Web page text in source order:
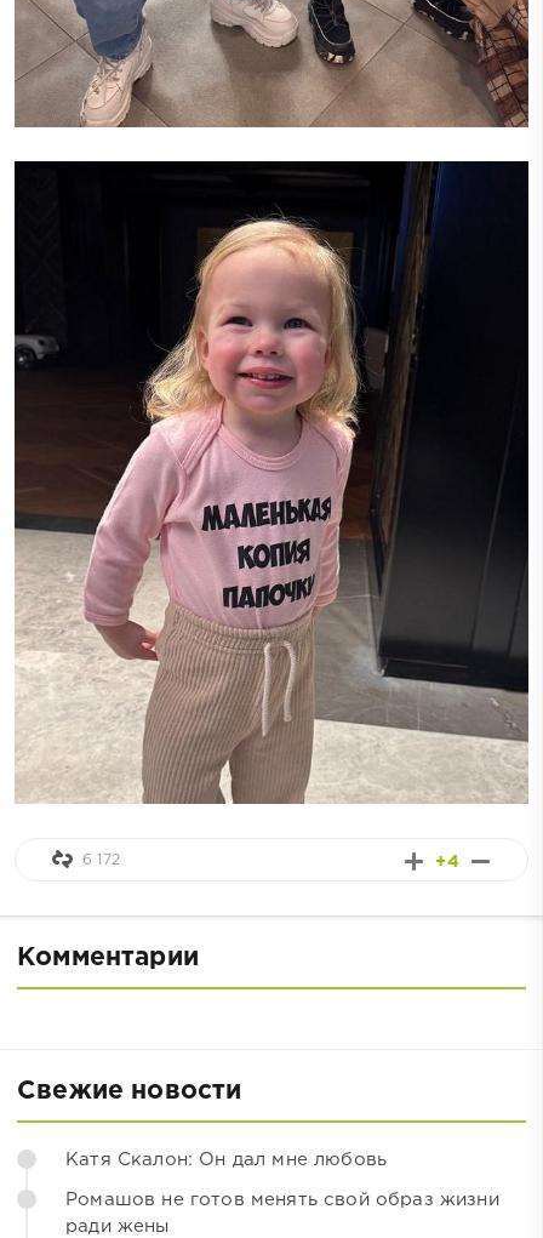
+4
6 172
Комментарии
Свежие новости
Катя Скалон: Он дал мне любовь
Ромашов не готов менять свой образ жизни
ради жены